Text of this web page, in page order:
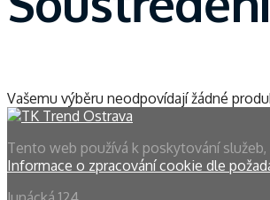
Vašemu výběru neodpovídají žádné
Tento web používá k poskytování
Informace o zpracování cookie dle